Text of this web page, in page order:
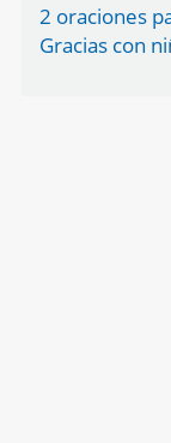
2 oraciones
Gracias con